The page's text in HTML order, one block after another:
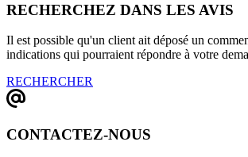
RECHERCHEZ DANS LES AVIS
Il est possible qu'un client ait déposé un
indications qui pourraient répondre à votre
RECHERCHER
CONTACTEZ-NOUS